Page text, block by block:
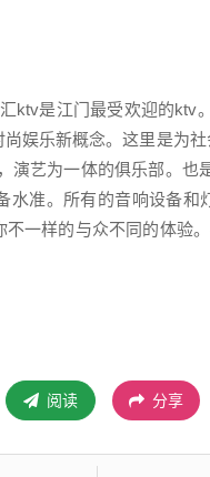
是江门最受欢迎的ktv
娱乐新概念。这里是为
演艺为一体的俱乐部。也
准。所有的音响设备和
一样的与众不同的体验
阅读 分享